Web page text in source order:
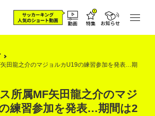
田龍之介のマジョルカU19の練習参加を発表…期
所属MF矢田龍之介のマジ
練習参加を発表…期間は2